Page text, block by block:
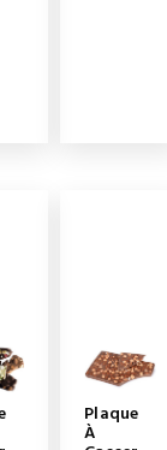
Plaque
À